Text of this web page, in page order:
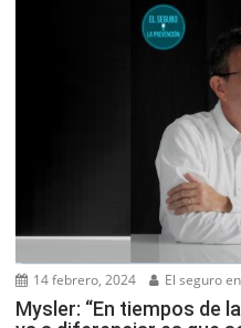
14 febrero, 2024 El seguro
Mysler: “En tiempos de